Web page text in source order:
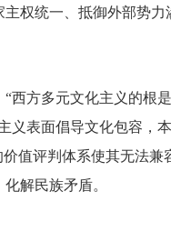
权统一、抵御外部势力
西方多元文化主义的根
义表面倡导文化包容，
值评判体系使其无法兼
解民族矛盾。